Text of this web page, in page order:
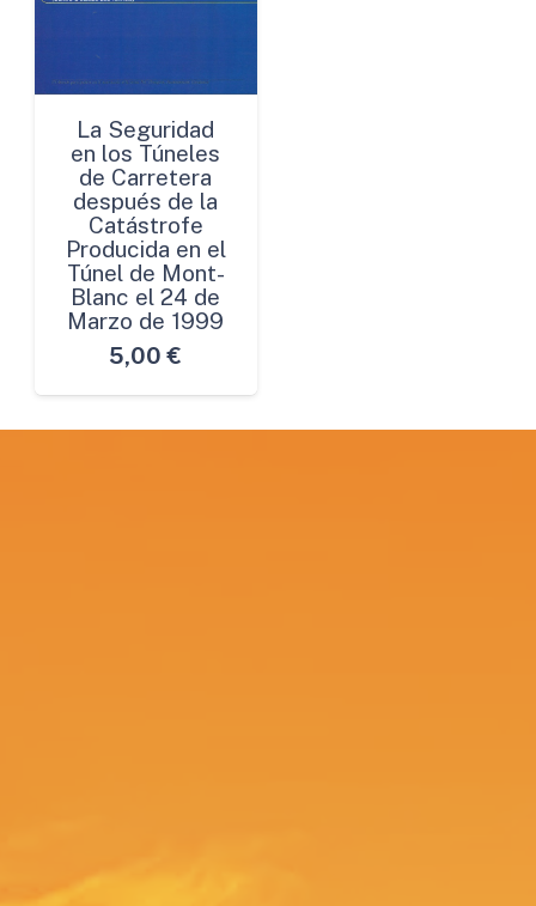
La Seguridad
en los Túneles
de Carretera
después de la
Catástrofe
Producida en el
Túnel de Mont-
Blanc el 24 de
Marzo de 1999
5,00 €